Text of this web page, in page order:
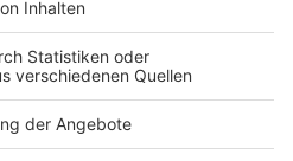
Kontakt
Studio-Hotline
Verkehrs-Hotline